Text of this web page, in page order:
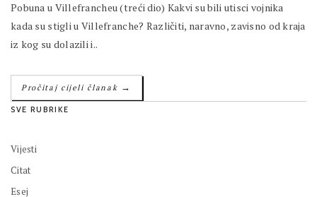
Pobuna u Villefrancheu (treći dio) Kakvi su bili utisci vojnika
kada su stigli u Villefranche? Različiti, naravno, zavisno od kraja
iz kog su dolazili i..
Pročitaj cijeli članak →
SVE RUBRIKE
Vijesti
Citat
Esej